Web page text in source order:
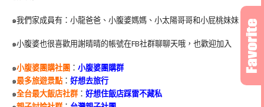
๑我們家成員有：小龍爸爸、小腹婆媽媽、小太陽哥哥和小屁桃妹妹
๑小腹婆也很喜歡用謝晴晴的帳號在FB社群聊聊天哦，也歡迎加入
๑小腹婆團購社團 ： 小腹婆團購群
๑最多旅遊景點： 好想去旅行
๑全台最大飯店社群： 好想住飯店踩雷不藏私